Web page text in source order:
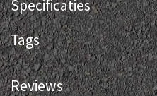
Specificaties
Tags
Reviews